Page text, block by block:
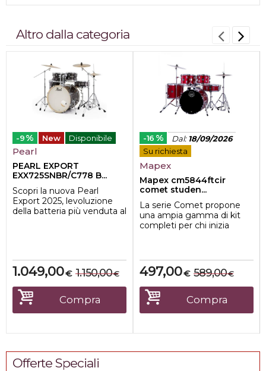
Altro dalla categoria
-9% New Disponibile
Pearl
PEARL EXPORT
EXX725SNBR/C778 B...
Scopri la nuova Pearl
Export 2025, levoluzione
della batteria più venduta al
€
1.049,00 €
1.150,00
Compra
-16 % Dal: 18/09/2026
Su richiesta
Mapex
Mapex cm5844ftcir
comet studen...
La serie Comet propone
una ampia gamma di kit
completi per chi inizia
€
497,00 €
589,00
Compra
Offerte Speciali